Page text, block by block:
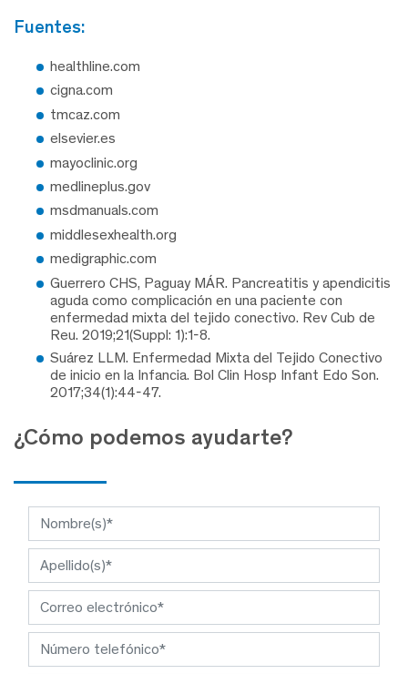
fuentes:
healthline.com
cigna.com
tmcaz.com
elsevier.es
mayoclinic.org
medlineplus.gov
msdmanuals.com
middlesexhealth.org
medigraphic.com
Guerrero CHS, Paguay MÁR. Pancreatitis y apendicitis
aguda como complicación en una paciente con
enfermedad mixta del tejido conectivo. Rev Cub de
Reu. 2019;21(Suppl: 1):1-8.
Suárez LLM. Enfermedad Mixta del Tejido Conectivo
de inicio en la Infancia. Bol Clin Hosp Infant Edo Son.
2017;34(1):44-47.
¿Cómo podemos ayudarte?